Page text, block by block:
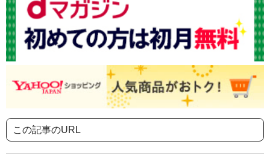
この記事のURL